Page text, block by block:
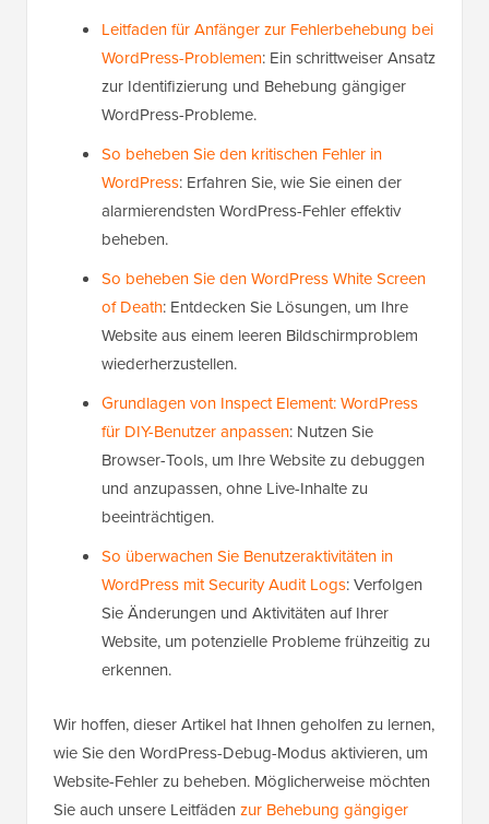
Leitfaden für Anfänger zur Fehlerbehebung bei
WordPress-Problemen: Ein schrittweiser Ansatz
zur Identifizierung und Behebung gängiger
WordPress-Probleme.
So beheben Sie den kritischen Fehler in
WordPress: Erfahren Sie, wie Sie einen der
alarmierendsten WordPress-Fehler effektiv
beheben.
So beheben Sie den WordPress White Screen
of Death: Entdecken Sie Lösungen, um Ihre
Website aus einem leeren Bildschirmproblem
wiederherzustellen.
Grundlagen von Inspect Element: WordPress
für DIY-Benutzer anpassen: Nutzen Sie
Browser-Tools, um Ihre Website zu debuggen
und anzupassen, ohne Live-Inhalte zu
beeinträchtigen.
So überwachen Sie Benutzeraktivitäten in
WordPress mit Security Audit Logs: Verfolgen
Sie Änderungen und Aktivitäten auf Ihrer
Website, um potenzielle Probleme frühzeitig zu
erkennen.
Wir hoffen, dieser Artikel hat Ihnen geholfen zu lernen,
wie Sie den WordPress-Debug-Modus aktivieren, um
Website-Fehler zu beheben. Möglicherweise möchten
Sie auch unsere Leitfäden zur Behebung gängiger